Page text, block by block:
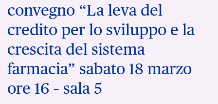
convegno “La leva del
credito per lo sviluppo e la
crescita del sistema
farmacia” sabato 18 marzo
ore 16 – sala 5